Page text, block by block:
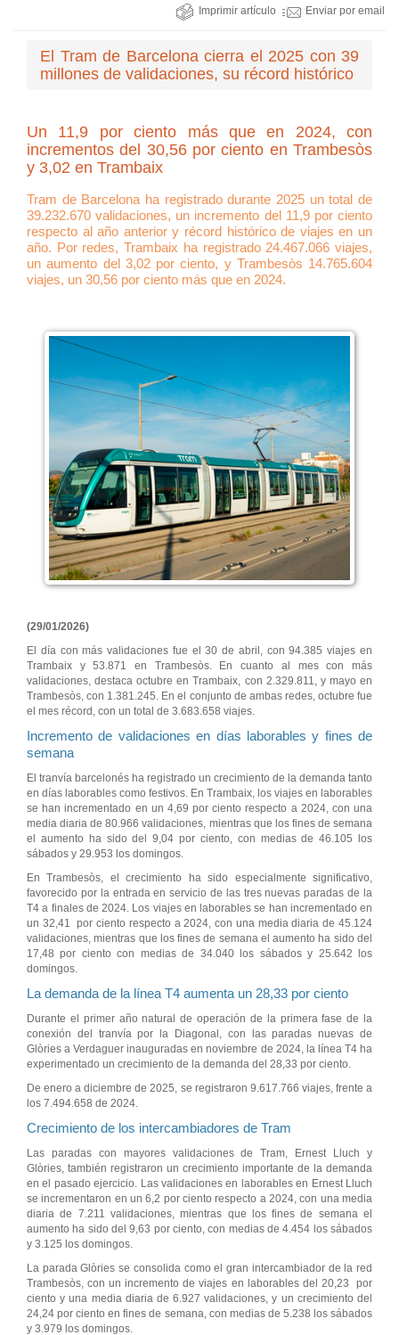
Imprimir artículo Enviar por email
El Tram de Barcelona cierra el 2025 con 39
millones de validaciones, su récord histórico
Un 11,9 por ciento más que en 2024, con
incrementos del 30,56 por ciento en Trambesòs
y 3,02 en Trambaix
Tram de Barcelona ha registrado durante 2025 un total de
39.232.670 validaciones, un incremento del 11,9 por ciento
respecto al año anterior y récord histórico de viajes en un
año. Por redes, Trambaix ha registrado 24.467.066 viajes,
un aumento del 3,02 por ciento, y Trambesòs 14.765.604
viajes, un 30,56 por ciento más que en 2024.
(29/01/2026)
El día con más validaciones fue el 30 de abril, con 94.385 viajes en
Trambaix y 53.871 en Trambesòs. En cuanto al mes con más
validaciones, destaca octubre en Trambaix, con 2.329.811, y mayo en
Trambesòs, con 1.381.245. En el conjunto de ambas redes, octubre fue
el mes récord, con un total de 3.683.658 viajes.
Incremento de validaciones en días laborables y fines de
semana
El tranvía barcelonés ha registrado un crecimiento de la demanda tanto
en días laborables como festivos. En Trambaix, los viajes en laborables
se han incrementado en un 4,69 por ciento respecto a 2024, con una
media diaria de 80.966 validaciones, mientras que los fines de semana
el aumento ha sido del 9,04 por ciento, con medias de 46.105 los
sábados y 29.953 los domingos.
En Trambesòs, el crecimiento ha sido especialmente significativo,
favorecido por la entrada en servicio de las tres nuevas paradas de la
T4 a finales de 2024. Los viajes en laborables se han incrementado en
un 32,41 por ciento respecto a 2024, con una media diaria de 45.124
validaciones, mientras que los fines de semana el aumento ha sido del
17,48 por ciento con medias de 34.040 los sábados y 25.642 los
domingos.
La demanda de la línea T4 aumenta un 28,33 por ciento
Durante el primer año natural de operación de la primera fase de la
conexión del tranvía por la Diagonal, con las paradas nuevas de
Glòries a Verdaguer inauguradas en noviembre de 2024, la línea T4 ha
experimentado un crecimiento de la demanda del 28,33 por ciento.
De enero a diciembre de 2025, se registraron 9.617.766 viajes, frente a
los 7.494.658 de 2024.
Crecimiento de los intercambiadores de Tram
Las paradas con mayores validaciones de Tram, Ernest Lluch y
Glòries, también registraron un crecimiento importante de la demanda
en el pasado ejercicio. Las validaciones en laborables en Ernest Lluch
se incrementaron en un 6,2 por ciento respecto a 2024, con una media
diaria de 7.211 validaciones, mientras que los fines de semana el
aumento ha sido del 9,63 por ciento, con medias de 4.454 los sábados
y 3.125 los domingos.
La parada Glòries se consolida como el gran intercambiador de la red
Trambesòs, con un incremento de viajes en laborables del 20,23 por
ciento y una media diaria de 6.927 validaciones, y un crecimiento del
24,24 por ciento en fines de semana, con medias de 5.238 los sábados
y 3.979 los domingos.